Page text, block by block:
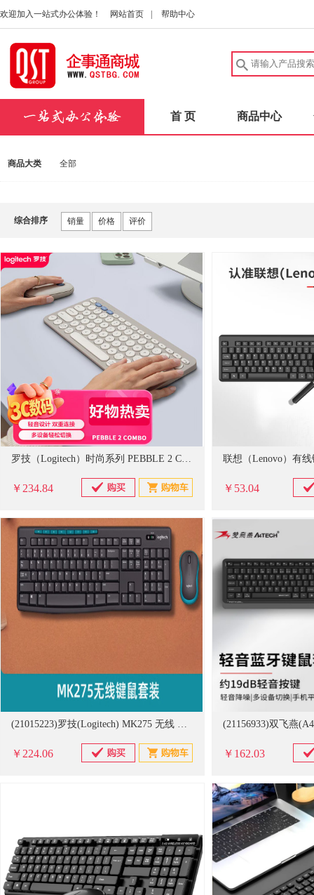
欢迎加入一站式办公体验！ 网站首页 帮助中心
首 页 商品中心
商品大类 全部
综合排序 销量 价格 评价
罗技（Logitech）时尚系列 PEBBLE 2 COMBO键鼠套装 无线键鼠套装 双模连接 自定义按键 三台设备配对 烟云灰
￥234.84 ￥53.04
(21015223)罗技(Logitech) MK275 无线 键鼠套装(单位：套)
￥224.06 ￥162.03